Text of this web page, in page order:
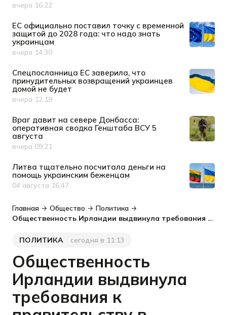
Дата публикации
вчера 16:22
ЕС официально поставил точку с временной
защитой до 2028 года: что надо знать
украинцам
Дата публикации
вчера 14:30
Спецпосланница ЕС заверила, что
принудительных возвращений украинцев
домой не будет
Дата публикации
вчера 12:19
Враг давит на севере Донбасса:
оперативная сводка Генштаба ВСУ 5
августа
Дата публикации
вчера 09:21
Литва тщательно посчитала деньги на
помощь украинским беженцам
Дата публикации
04 августа 16:47
Главная Общество
Политика
Общественность Ирландии выдвинула требования к правительству в отношении украинских беженцев
Категория
ПОЛИТИКА
Дата публикациисегодня в 11:13
Общественность
Ирландии выдвинула
требования к